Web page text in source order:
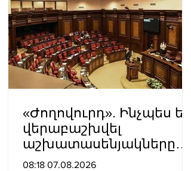
«Ժողովուրդ». Ինչպես են
վերաբաշխվել
աշխատասենյակները
Ազգային ժողովում
08:18 07.08.2026